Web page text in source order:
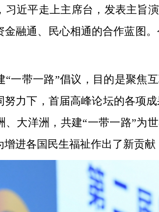
平走上主席台，发表主旨演
金融通、民心相通的合作蓝图
带一路”倡议，目的是聚焦互
力下，首届高峰论坛的各项
、大洋洲，共建“一带一路”为
进各国民生福祉作出了新贡献